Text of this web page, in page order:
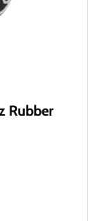
Rubber